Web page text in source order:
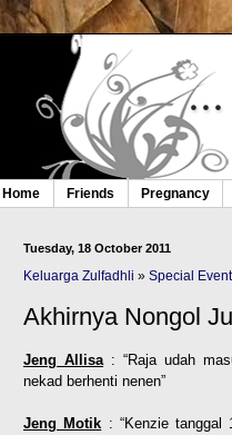
Home Friends Pregnancy
Tuesday, 18 October 2011
Keluarga Zulfadhli » Special Event
Akhirnya Nongol
Jeng Allisa: “Raja udah
nekad berhenti nenen”
Jeng Motik : “Kenzie tanggal